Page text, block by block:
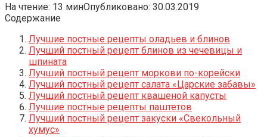
На чтение: 13 минОпубликовано: 30.03.2019
Содержание
Лучшие постные рецепты оладьев и блинов
Лучший постный рецепт блинов из чечевицы и
шпината
Лучший постный рецепт моркови по-корейски
Лучший постный рецепт салата «Царские забавы»
Лучший постный рецепт квашеной капусты
Лучшие постные рецепты паштетов
Лучший постный рецепт закуски «Свекольный
хумус»